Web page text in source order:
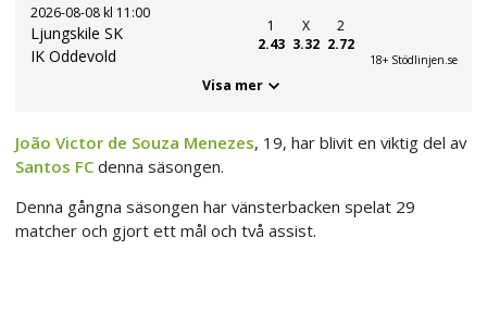
2026-08-08 kl 11:00
Ljungskile SK
IK Oddevold
1
2.43
X
3.32
2
2.72
18+ Stödlinjen.se
Visa mer
João Victor de Souza Menezes, 19, har blivit en viktig del av
Santos FC denna säsongen.
Denna gångna säsongen har vänsterbacken spelat 29
matcher och gjort ett mål och två assist.